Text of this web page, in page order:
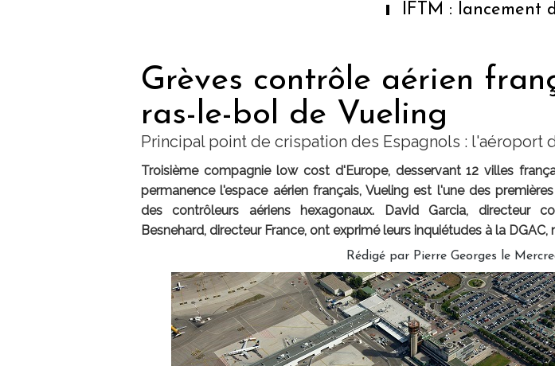
IFTM : lancement des
Grèves contrôle aérien
ras-le-bol de Vueling
Principal point de crispation des Espagnols : l'aéroport
Troisième compagnie low cost d'Europe, desservant 12 villes
permanence l'espace aérien français, Vueling est l'une des
des contrôleurs aériens hexagonaux. David Garcia, directeur
Besnehard, directeur France, ont exprimé leurs inquiétudes à la DGAC,
Rédigé par Pierre Georges le